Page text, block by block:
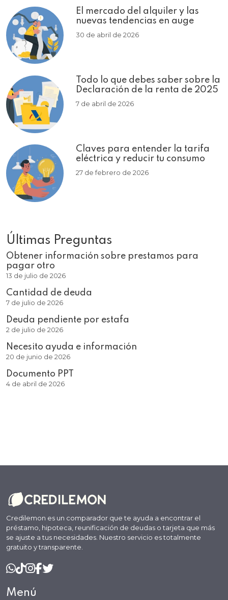
El mercado del alquiler y las
nuevas tendencias en auge
30 de abril de 2026
Todo lo que debes saber sobre la
Declaración de la renta de 2025
7 de abril de 2026
Claves para entender la tarifa
eléctrica y reducir tu consumo
27 de febrero de 2026
Últimas Preguntas
Obtener información sobre prestamos para
pagar otro
13 de julio de 2026
Cantidad de deuda
7 de julio de 2026
Deuda pendiente por estafa
2 de julio de 2026
Necesito ayuda e información
20 de junio de 2026
Documento PPT
4 de abril de 2026
Credilemon es un comparador que te ayuda a encontrar el
préstamo, hipoteca, reunificación de deudas o tarjeta que más
se ajuste a tus necesidades. Nuestro servicio es totalmente
gratuito y transparente.
Menú